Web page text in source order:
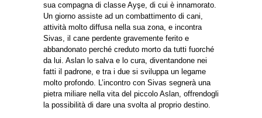
sua compagna di classe Ayşe, di cui è innamorato.
Un giorno assiste ad un combattimento di cani,
attività molto diffusa nella sua zona, e incontra
Sivas, il cane perdente gravemente ferito e
abbandonato perché creduto morto da tutti fuorché
da lui. Aslan lo salva e lo cura, diventandone nei
fatti il padrone, e tra i due si sviluppa un legame
molto profondo. L’incontro con Sivas segnerà una
pietra miliare nella vita del piccolo Aslan, offrendogli
la possibilità di dare una svolta al proprio destino.